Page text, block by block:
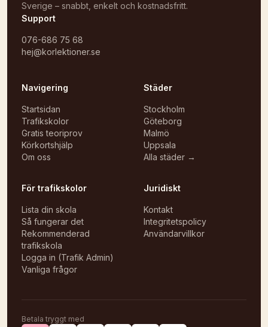
Sverige – snabbt, enkelt och kostnadsfritt.
Support
076-686 75 68
hej@korlektioner.se
Navigering
Startsidan
Trafikskolor
Gratis teoriprov
Körkortshjälp
Om oss
Städer
Stockholm
Göteborg
Malmö
Uppsala
Alla städer →
För trafikskolor
Lista din skola
Så fungerar det
Rekommenderad
trafikskola
Logga in (Trafik Admin)
Vanliga frågor
Juridiskt
Kontakt
Integritetspolicy
Användarvillkor
Betala tryggt med